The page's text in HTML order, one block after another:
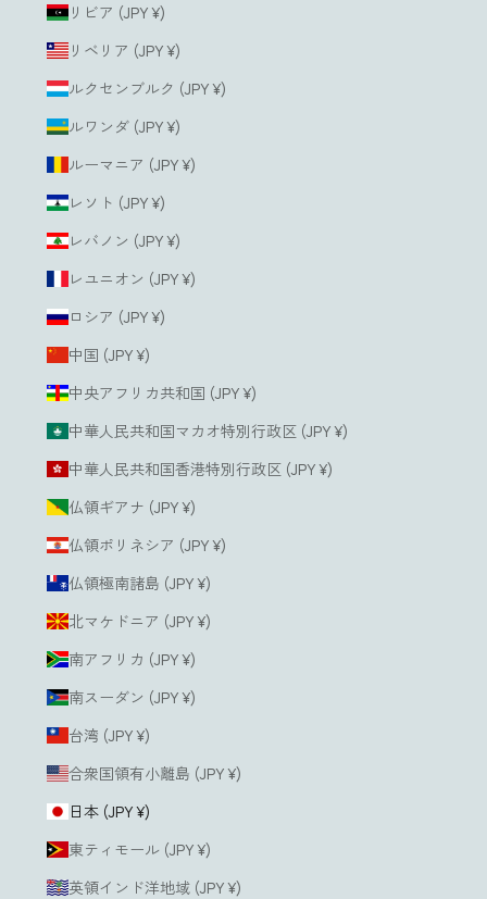
リビア (JPY ¥)
リベリア (JPY ¥)
ルクセンブルク (JPY ¥)
ルワンダ (JPY ¥)
ルーマニア (JPY ¥)
レソト (JPY ¥)
レバノン (JPY ¥)
レユニオン (JPY ¥)
ロシア (JPY ¥)
中国 (JPY ¥)
中央アフリカ共和国 (JPY ¥)
中華人民共和国マカオ特別行政区 (JPY ¥)
中華人民共和国香港特別行政区 (JPY ¥)
仏領ギアナ (JPY ¥)
仏領ポリネシア (JPY ¥)
仏領極南諸島 (JPY ¥)
北マケドニア (JPY ¥)
南アフリカ (JPY ¥)
南スーダン (JPY ¥)
台湾 (JPY ¥)
合衆国領有小離島 (JPY ¥)
日本 (JPY ¥)
東ティモール (JPY ¥)
英領インド洋地域 (JPY ¥)